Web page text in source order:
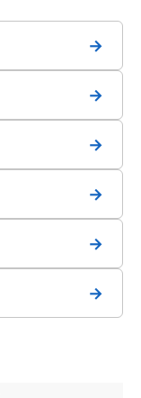
→
→
→
→
→
→